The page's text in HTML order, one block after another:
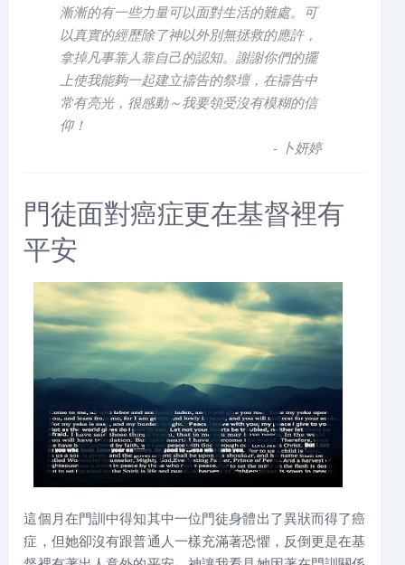
漸漸的有一些力量可以面對生活的難處。可
以真實的經歷除了神以外別無拯救的應許，
拿掉凡事靠人靠自己的認知。謝謝你們的擺
上使我能夠一起建立禱告的祭壇，在禱告中
常有亮光，很感動～我要領受沒有模糊的信
仰！
- 卜妍婷
門徒面對癌症更在基督裡有
平安
這個月在門訓中得知其中一位門徒身體出了異狀而得了癌
症，但她卻沒有跟普通人一樣充滿著恐懼，反倒更是在基